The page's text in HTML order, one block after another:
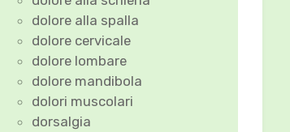
dolore alla spalla
dolore cervicale
dolore lombare
dolore mandibola
dolori muscolari
dorsalgia